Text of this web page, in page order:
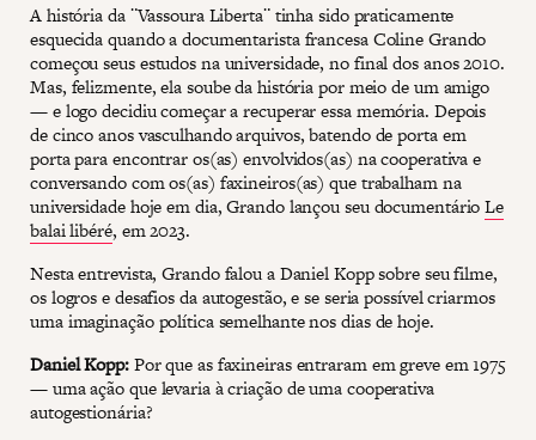
A história da ¨Vassoura Liberta¨ tinha sido praticamente
esquecida quando a documentarista francesa Coline Grando
começou seus estudos na universidade, no final dos anos 2010.
Mas, felizmente, ela soube da história por meio de um amigo
— e logo decidiu começar a recuperar essa memória. Depois
de cinco anos vasculhando arquivos, batendo de porta em
porta para encontrar os(as) envolvidos(as) na cooperativa e
conversando com os(as) faxineiros(as) que trabalham na
universidade hoje em dia, Grando lançou seu documentárioLe
balai libéré, em 2023.
Nesta entrevista, Grando falou a Daniel Kopp sobre seu filme,
os logros e desafios da autogestão, e se seria possível criarmos
uma imaginação política semelhante nos dias de hoje.
Daniel Kopp:Por que as faxineiras entraram em greve em 1975
— uma ação que levaria à criação de uma cooperativa
autogestionária?